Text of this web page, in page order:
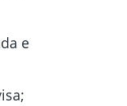
e